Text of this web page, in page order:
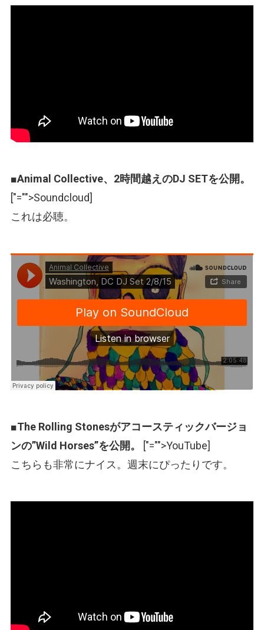
■Animal Collective、2時間越えのDJ SETを公開。
["="">Soundcloud]
これは必聴。
■The Rolling Stonesがアコースティックバージョ
ンの”Wild Horses”を公開。
["="">YouTube]
こちらも非常にナイス。週末にぴったりです。